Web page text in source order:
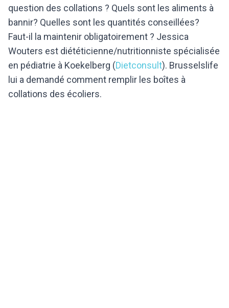
question des collations ? Quels sont les aliments à
bannir? Quelles sont les quantités conseillées?
Faut-il la maintenir obligatoirement ? Jessica
Wouters est diététicienne/nutritionniste spécialisée
en pédiatrie à Koekelberg (Dietconsult). Brusselslife
lui a demandé comment remplir les boîtes à
collations des écoliers.